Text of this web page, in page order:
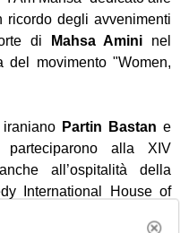
ricordo degli avvenimenti
di
Mahsa Amini nel
del movimento "Women,
iraniano Partin Bastane
parteciparono alla XIV
all’ospitalità della
International House of